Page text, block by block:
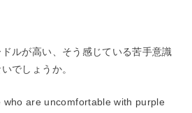
ルが高い、そう感じている苦手意識
でしょうか。
are uncomfortable with purple